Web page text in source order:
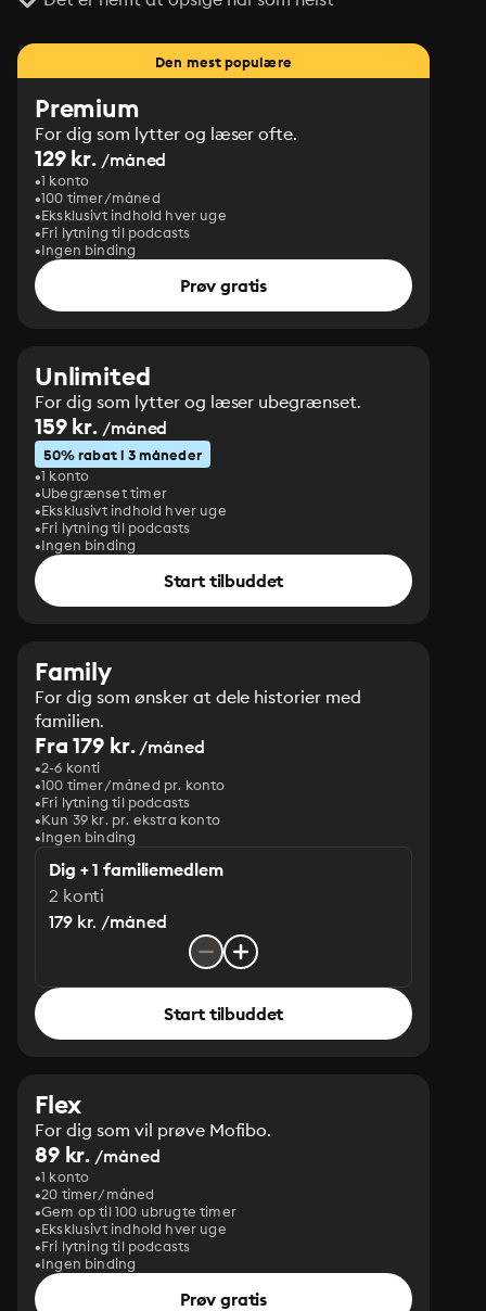
Den mest populære
Premium
For dig som lytter og læser ofte.
129 kr. /måned
1 konto
100 timer/måned
Eksklusivt indhold hver uge
Fri lytning til podcasts
Ingen binding
Prøv gratis
Unlimited
For dig som lytter og læser ubegrænset.
159 kr. /måned
50% rabat i 3 måneder
1 konto
Ubegrænset timer
Eksklusivt indhold hver uge
Fri lytning til podcasts
Ingen binding
Start tilbuddet
Family
For dig som ønsker at dele historier med
familien.
Fra 179 kr./måned
2-6 konti
100 timer/måned pr. konto
Fri lytning til podcasts
Kun 39 kr. pr. ekstra konto
Ingen binding
Dig + 1 familiemedlem
2 konti
179 kr. /måned
Start tilbuddet
Flex
For dig som vil prøve Mofibo.
89 kr. /måned
1 konto
20 timer/måned
Gem op til 100 ubrugte timer
Eksklusivt indhold hver uge
Fri lytning til podcasts
Ingen binding
Prøv gratis